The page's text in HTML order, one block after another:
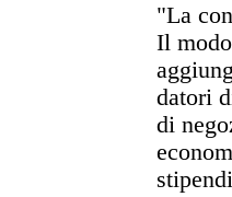
"La
Il
datori
di